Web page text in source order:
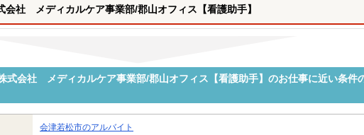
会社 メディカルケア事業部/郡山オフィス【看護助手】
式会社 メディカルケア事業部/郡山オフィス【看護助手】のお仕事に近い条件
会津若松市のアルバイト